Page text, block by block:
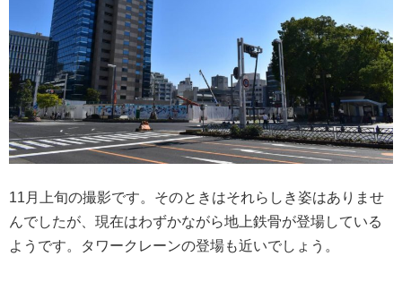
11月上旬の撮影です。そのときはそれらしき姿はありませ
んでしたが、現在はわずかながら地上鉄骨が登場している
ようです。タワークレーンの登場も近いでしょう。